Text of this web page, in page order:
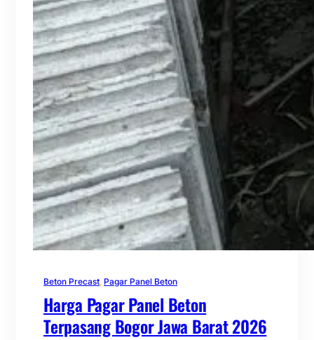
Beton Precast, Pagar Panel Beton
Harga Pagar Panel Beton
Terpasang Bogor Jawa Barat 2026